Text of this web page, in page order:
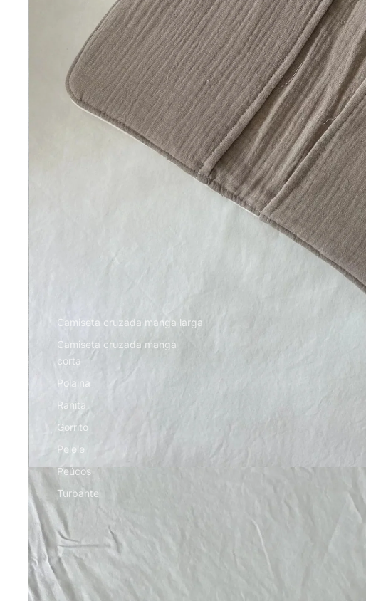
Camiseta cruzada manga larga
Camiseta cruzada manga
corta
Polaina
Ranita
Gorrito
Pelele
Peúcos
Turbante